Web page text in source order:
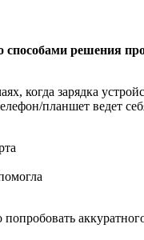
способами решения
когда зарядка
планшет ведет